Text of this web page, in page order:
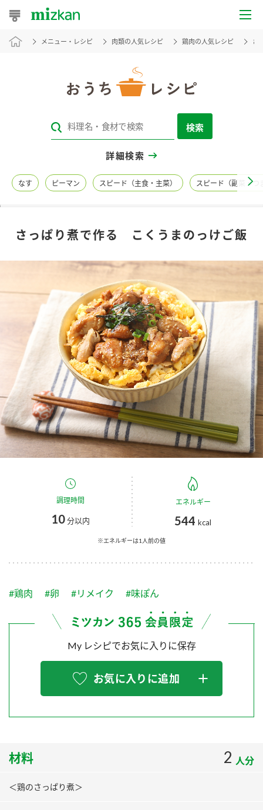
おうちレシピ
レシピカテゴリ一覧
レシピ名特集
商品情報
調味酢
お酢ドリンク ぽん酢
みりん風・料理酒 鍋用調味料
つゆ たれ
スープ 中華
ふりかけ
炊き込みご飯の素 米飯用調味液
新商品一覧
キャンペーン情報
ブランド・スペシャルサイト
ブランド・スペシャルサイト トップ
商品ブランドサイト
Fibee（ファイビー）
くらしプラ酢
お酢ドリンク
つゆ
PIN印
スペシャルサイト
お酢を知ろう！
ぽん酢サワー
企業情報
国内事業概要
企業理念
ミツカンの歴史
ミツカンを知る
環境への取り組み
ZENB initiative
MIM（ミツカンミュージアム）
各部門が大切にしていること
販売終了製品のご案内
よくあるご質問
地図から取り扱い店舗を探す
メニュー・レシピ 肉類の人気レシピ 鶏肉の人気レシピ さ
検索
詳細検索
なす ピーマン スピード（主食・主菜） スピード（副菜・つ
さっぱり煮で作る こくうまのっけご飯
調理時間
10分以内
エネルギー
544 kcal
※エネルギーは1人前の値
#鶏肉 #卵 #リメイク #味ぽん
My レシピでお気に入りに保存
お気に入りに追加
材料 2 人分
＜鶏のさっぱり煮＞